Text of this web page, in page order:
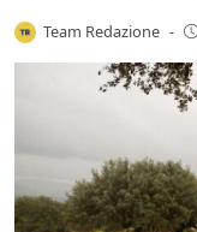
Team Redazione -